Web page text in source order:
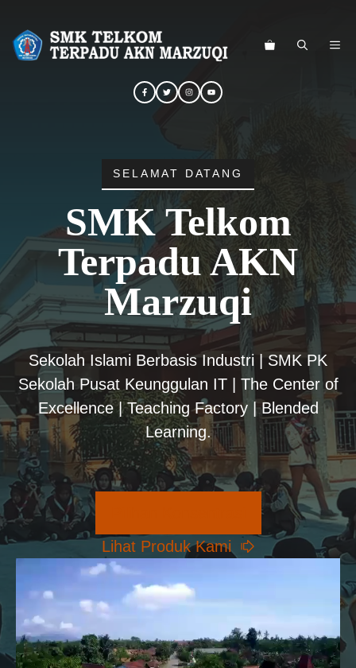
SELAMAT DATANG
SMK Telkom
Terpadu AKN
Marzuqi
Sekolah Islami Berbasis Industri | SMK PK
Sekolah Pusat Keunggulan IT | The Center of
Excellence | Teaching Factory | Blended
Learning.
Lihat Produk Kami